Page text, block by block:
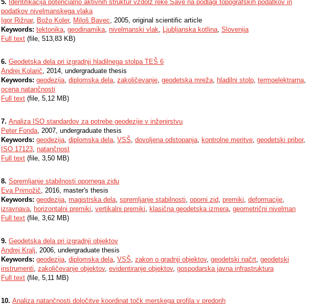
5. Identifikacija potencialno aktivnih struktur vzdolž reke Save na podlagi topografskih podatkov in
podatkov nivelmanskega vlaka
Igor Rižnar, Božo Koler, Miloš Bavec, 2005, original scientific article
Keywords: tektonika, geodinamika, nivelmanski vlak, Ljubljanska kotlina, Slovenija
Full text (file, 513,83 KB)
6. Geodetska dela pri izgradnji hladilnega stolpa TEŠ 6
Andrej Kolarič, 2014, undergraduate thesis
Keywords: geodezija, diplomska dela, zakoličevanje, geodetska mreža, hladilni stolp, termoelektrarna,
ocena natančnosti
Full text (file, 5,12 MB)
7. Analiza ISO standardov za potrebe geodezije v inženirstvu
Peter Fonda, 2007, undergraduate thesis
Keywords: geodezija, diplomska dela, VSŠ, dovoljena odstopanja, kontrolne meritve, geodetski pribor,
ISO 17123, natančnost
Full text (file, 3,50 MB)
8. Spremljanje stabilnosti opornega zidu
Eva Primožič, 2016, master's thesis
Keywords: geodezija, magistrska dela, spremljanje stabilnosti, oporni zid, premiki, deformacije,
izravnava, horizontalni premiki, vertikalni premiki, klasična geodetska izmera, geometrični nivelman
Full text (file, 3,62 MB)
9. Geodetska dela pri izgradnji objektov
Andrej Kralj, 2006, undergraduate thesis
Keywords: geodezija, diplomska dela, VSŠ, zakon o gradnji objektov, geodetski načrt, geodetski
instrumenti, zakoličevanje objektov, evidentiranje objektov, gospodarska javna infrastruktura
Full text (file, 5,11 MB)
10. Analiza natančnosti določitve koordinat točk merskega profila v predorih